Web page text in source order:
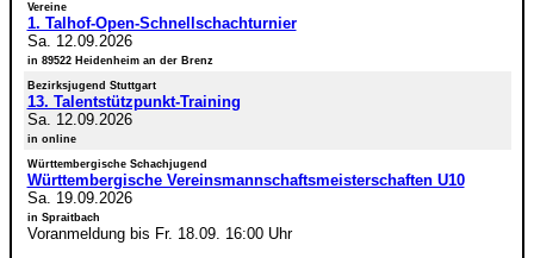
Vereine
1. Talhof-Open-Schnellschachturnier
Sa. 12.09.2026
in 89522 Heidenheim an der Brenz
Bezirksjugend Stuttgart
13. Talentstützpunkt-Training
Sa. 12.09.2026
in online
Württembergische Schachjugend
Württembergische Vereinsmannschaftsmeisterschaften U10
Sa. 19.09.2026
in Spraitbach
Voranmeldung bis Fr. 18.09. 16:00 Uhr